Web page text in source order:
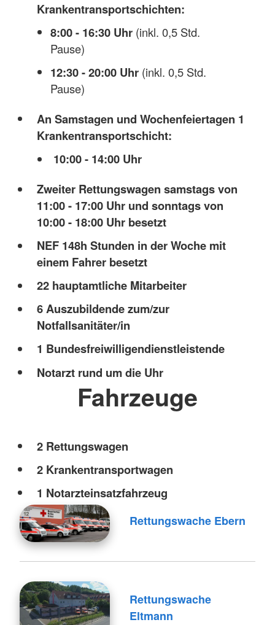
Krankentransportschichten:
8:00 - 16:30 Uhr (inkl. 0,5 Std.
Pause)
12:30 - 20:00 Uhr (inkl. 0,5 Std.
Pause)
An Samstagen und Wochenfeiertagen 1
Krankentransportschicht:
10:00 - 14:00 Uhr
Zweiter Rettungswagen samstags von
11:00 - 17:00 Uhr und sonntags von
10:00 - 18:00 Uhr besetzt
NEF 148h Stunden in der Woche mit
einem Fahrer besetzt
22 hauptamtliche Mitarbeiter
6 Auszubildende zum/zur
Notfallsanitäter/in
1 Bundesfreiwilligendienstleistende
Notarzt rund um die Uhr
Fahrzeuge
2 Rettungswagen
2 Krankentransportwagen
1 Notarzteinsatzfahrzeug
Rettungswache Ebern
Rettungswache
Eltmann